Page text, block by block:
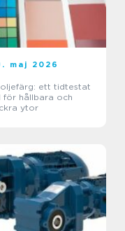
maj 2026
ett tidtestat
för hållbara och
ytor